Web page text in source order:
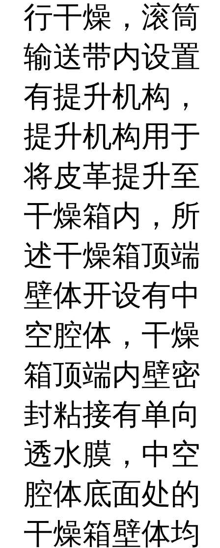
行干燥，滚筒
输送带内设置
有提升机构，
提升机构用于
将皮革提升至
干燥箱内，所
述干燥箱顶端
壁体开设有中
空腔体，干燥
箱顶端内壁密
封粘接有单向
透水膜，中空
腔体底面处的
干燥箱壁体均